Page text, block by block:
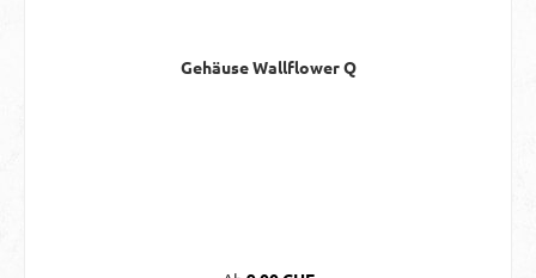
Gehäuse Wallflower Q